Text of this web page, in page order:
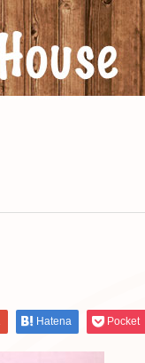
Hatena Pocket